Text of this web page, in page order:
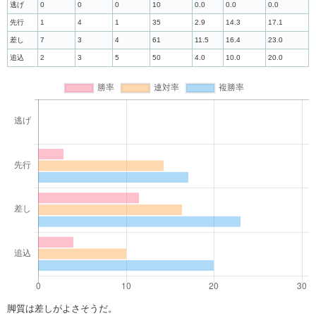
逃げ 0 0 0 10 0.0 0.0 0.0
先行 1 4 1 35 2.9 14.3 17.1
差し 7 3 4 61 11.5 16.4 23.0
追込 2 3 5 50 4.0 10.0 20.0
脚質は差しがよさそうだ。